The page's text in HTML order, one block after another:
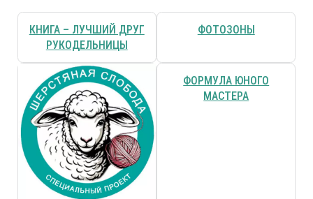
КНИГА – ЛУЧШИЙ ДРУГ
РУКОДЕЛЬНИЦЫ
ФОТОЗОНЫ
ФОРМУЛА ЮНОГО
МАСТЕРА